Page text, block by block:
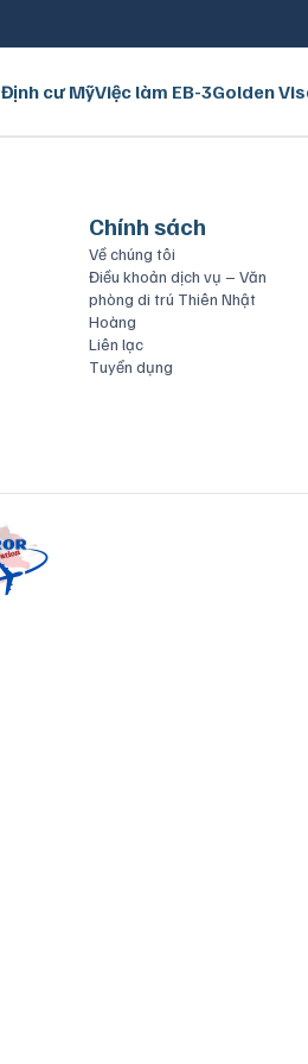
Định cư MỹViệc làm EB-3Golden
Chính sách
Về chúng tôi
Điều khoản dịch vụ – Văn
phòng di trú Thiên Nhật
Hoàng
Liên lạc
Tuyển dụng